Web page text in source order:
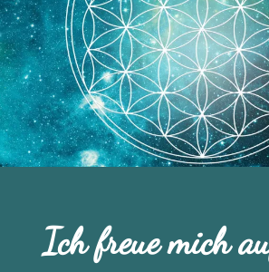
Ich freue mich